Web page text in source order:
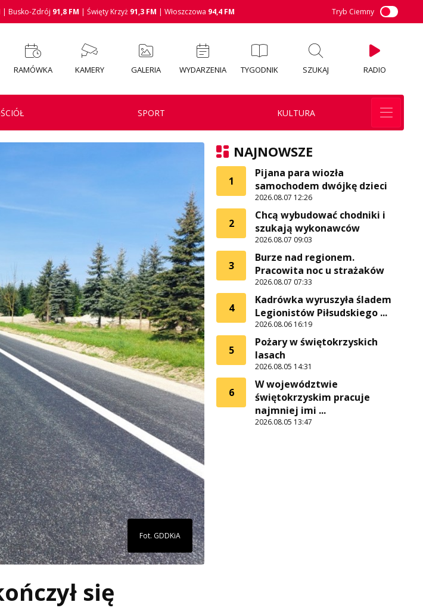
| Busko-Zdrój 91,8 FM | Święty Krzyż 91,3 FM | Włoszczowa 94,4 FM Tryb Ciemny
RAMÓWKA KAMERY GALERIA WYDARZENIA TYGODNIK SZUKAJ RADIO
SPORT KULTURA
Fot. GDDKiA
się
NAJNOWSZE
1
Pijana para wiozła
samochodem dwójkę dzieci
2026.08.07 12:26
2
Chcą wybudować chodniki i
szukają wykonawców
2026.08.07 09:03
3
Burze nad regionem.
Pracowita noc u strażaków
2026.08.07 07:33
4
Kadrówka wyruszyła śladem
Legionistów Piłsudskiego ...
2026.08.06 16:19
5
Pożary w świętokrzyskich
lasach
2026.08.05 14:31
6
W województwie
świętokrzyskim pracuje
najmniej imi ...
2026.08.05 13:47